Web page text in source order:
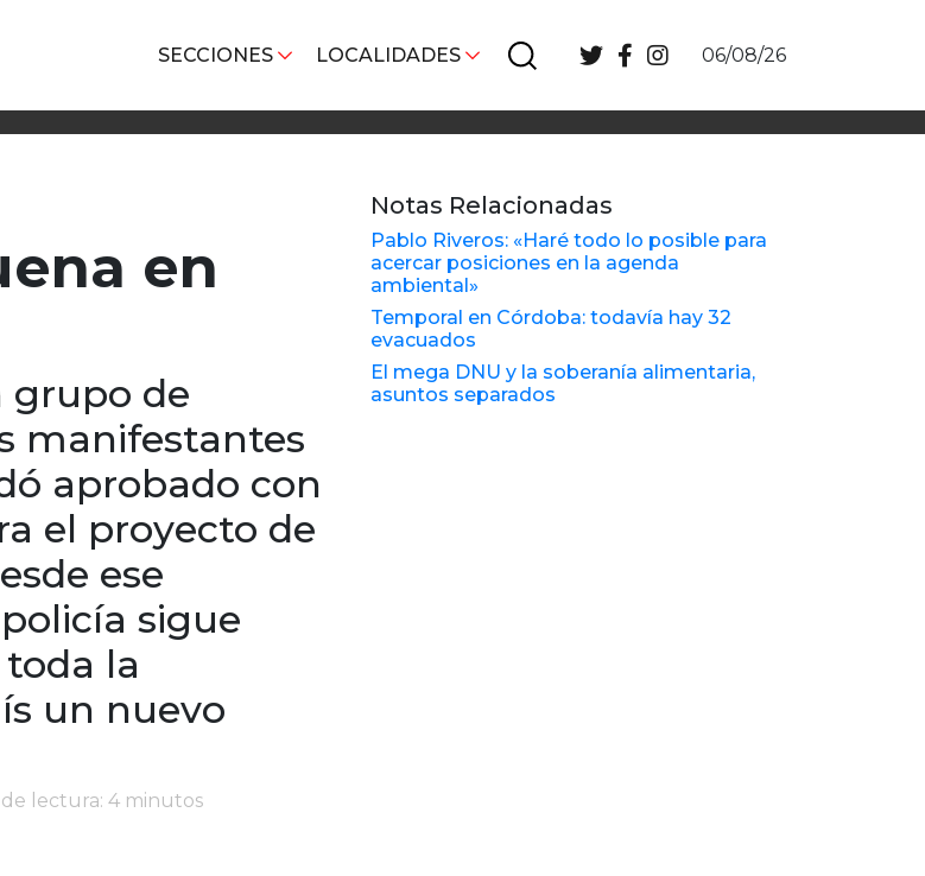
SECCIONES LOCALIDADES 06/08/26
en
grupo de
manifestantes
aprobado con
el proyecto de
ese
sigue
la
un nuevo
de lectura: 4 minutos
Notas Relacionadas
Pablo Riveros: «Haré todo lo posible para
acercar posiciones en la agenda
ambiental»
Temporal en Córdoba: todavía hay 32
evacuados
El mega DNU y la soberanía alimentaria,
asuntos separados